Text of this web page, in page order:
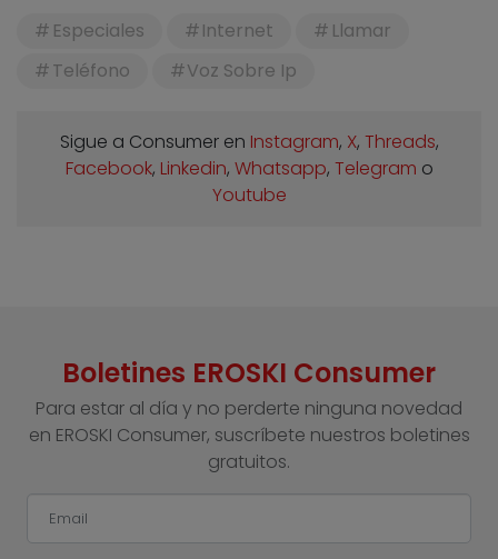
Especiales Internet
Llamar
Teléfono
Voz Sobre Ip
Sigue a Consumer en Instagram, X, Threads,
Facebook, Linkedin, Whatsapp, Telegram o
Youtube
Boletines EROSKI Consumer
Para estar al día y no perderte ninguna novedad
en EROSKI Consumer, suscríbete nuestros boletines
gratuitos.